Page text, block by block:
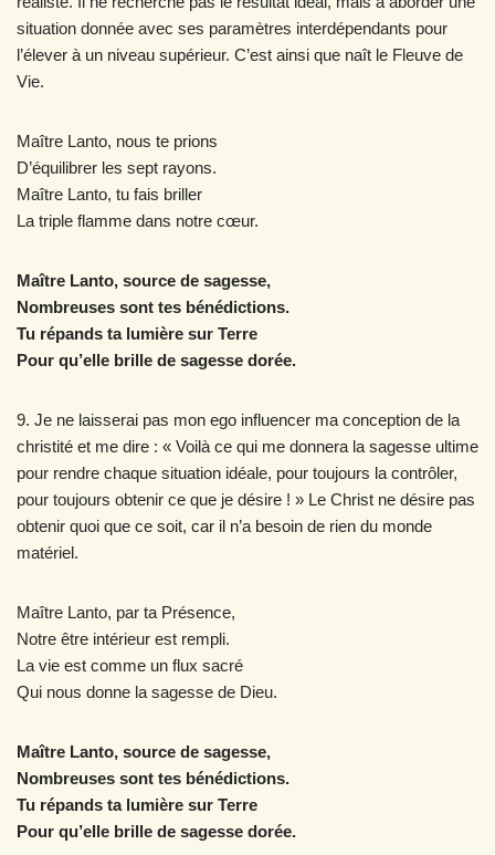
situation donnée avec ses paramètres interdépendants pour
l’élever à un niveau supérieur. C’est ainsi que naît le Fleuve de
Vie.
Maître Lanto, nous te prions
D’équilibrer les sept rayons.
Maître Lanto, tu fais briller
La triple flamme dans notre cœur.
Maître Lanto, source de sagesse,
Nombreuses sont tes bénédictions.
Tu répands ta lumière sur Terre
Pour qu’elle brille de sagesse dorée.
9. Je ne laisserai pas mon ego influencer ma conception de la
christité et me dire : « Voilà ce qui me donnera la sagesse ultime
pour rendre chaque situation idéale, pour toujours la contrôler,
pour toujours obtenir ce que je désire ! » Le Christ ne désire pas
obtenir quoi que ce soit, car il n’a besoin de rien du monde
matériel.
Maître Lanto, par ta Présence,
Notre être intérieur est rempli.
La vie est comme un flux sacré
Qui nous donne la sagesse de Dieu.
Maître Lanto, source de sagesse,
Nombreuses sont tes bénédictions.
Tu répands ta lumière sur Terre
Pour qu’elle brille de sagesse dorée.